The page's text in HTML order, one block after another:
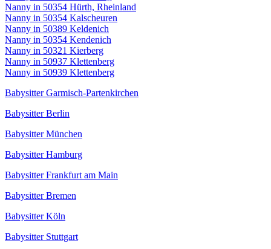
Nanny in 50354 Hürth, Rheinland
Nanny in 50354 Kalscheuren
Nanny in 50389 Keldenich
Nanny in 50354 Kendenich
Nanny in 50321 Kierberg
Nanny in 50937 Klettenberg
Nanny in 50939 Klettenberg
Babysitter Garmisch-Partenkirchen
Babysitter Berlin
Babysitter München
Babysitter Hamburg
Babysitter Frankfurt am Main
Babysitter Bremen
Babysitter Köln
Babysitter Stuttgart